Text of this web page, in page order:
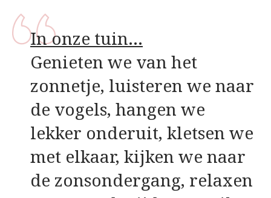
In onze tuin…
Genieten we van het
zonnetje, luisteren we naar
de vogels, hangen we
lekker onderuit, kletsen we
met elkaar, kijken we naar
de zonsondergang, relaxen